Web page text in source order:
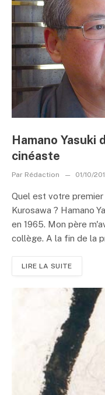
Hamano Yasuki
cinéaste
Par Rédaction 01/10/
Quel est votre premier
Kurosawa ? Hamano
en 1965. Mon père
collège. A la fin de la
LIRE LA SUITE